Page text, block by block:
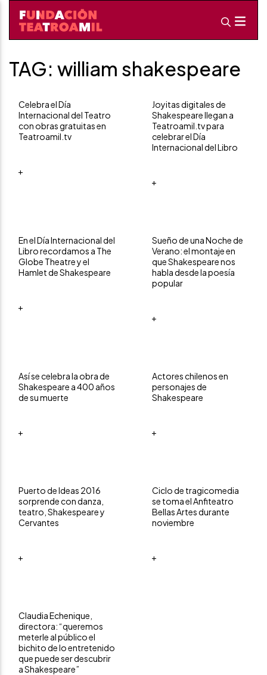
TAG: william shakespeare
Celebra el Día
Internacional del Teatro
con obras gratuitas en
Teatroamil.tv
+
Joyitas digitales de
Shakespeare llegan a
Teatroamil.tv para
celebrar el Día
Internacional del Libro
+
En el Día Internacional del
Libro recordamos a The
Globe Theatre y el
Hamlet de Shakespeare
+
Sueño de una Noche de
Verano: el montaje en
que Shakespeare nos
habla desde la poesía
popular
+
Así se celebra la obra de
Shakespeare a 400 años
de su muerte
+
Actores chilenos en
personajes de
Shakespeare
+
Puerto de Ideas 2016
sorprende con danza,
teatro, Shakespeare y
Cervantes
+
Ciclo de tragicomedia
se toma el Anfiteatro
Bellas Artes durante
noviembre
+
Claudia Echenique,
directora: “queremos
meterle al público el
bichito de lo entretenido
que puede ser descubrir
a Shakespeare”